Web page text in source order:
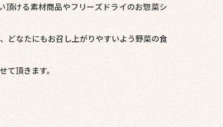
ける素材商品やフリーズドライのお惣菜シ
どなたにもお召し上がりやすいよう野菜の食
て頂きます。